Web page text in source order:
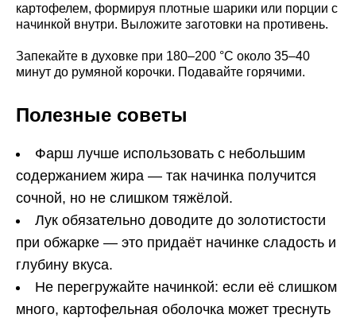
картофелем, формируя плотные шарики или порции с
начинкой внутри. Выложите заготовки на противень.
Запекайте в духовке при 180–200 °C около 35–40
минут до румяной корочки. Подавайте горячими.
Полезные советы
Фарш лучше использовать с небольшим
содержанием жира — так начинка получится
сочной, но не слишком тяжёлой.
Лук обязательно доводите до золотистости
при обжарке — это придаёт начинке сладость и
глубину вкуса.
Не перегружайте начинкой: если её слишком
много, картофельная оболочка может треснуть